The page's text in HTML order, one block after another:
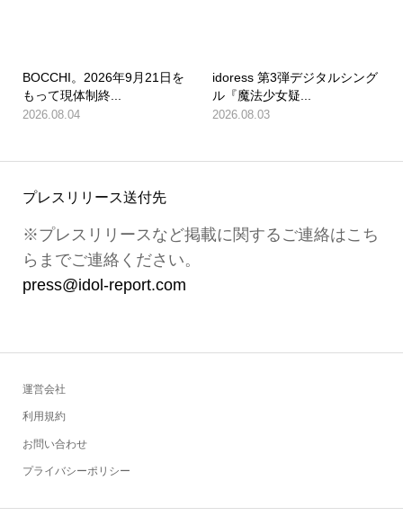
BOCCHI。2026年9月21日を
もって現体制終...
2026.08.04
idoress 第3弾デジタルシング
ル『魔法少女疑...
2026.08.03
プレスリリース送付先
※プレスリリースなど掲載に関するご連絡はこち
らまでご連絡ください。
press@idol-report.com
運営会社
利用規約
お問い合わせ
プライバシーポリシー